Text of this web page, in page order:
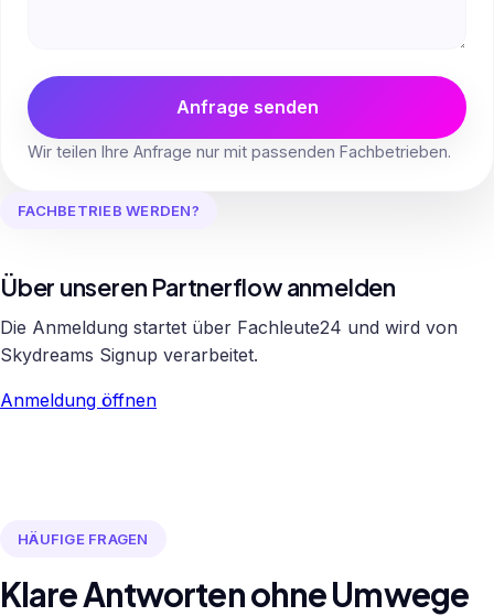
Anfrage senden
Wir teilen Ihre Anfrage nur mit passenden Fachbetrieben.
FACHBETRIEB WERDEN?
Über unseren Partnerflow anmelden
Die Anmeldung startet über Fachleute24 und wird von
Skydreams Signup verarbeitet.
Anmeldung öffnen
HÄUFIGE FRAGEN
Klare Antworten ohne Umwege